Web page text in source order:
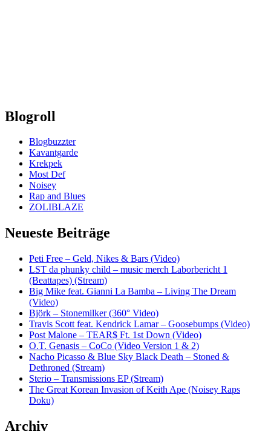
Blogroll
Blogbuzzter
Kavantgarde
Krekpek
Most Def
Noisey
Rap and Blues
ZOLIBLAZE
Neueste Beiträge
Peti Free – Geld, Nikes & Bars (Video)
LST da phunky child – music merch Laborbericht 1
(Beattapes) (Stream)
Big Mike feat. Gianni La Bamba – Living The Dream
(Video)
Björk – Stonemilker (360° Video)
Travis Scott feat. Kendrick Lamar – Goosebumps (Video)
Post Malone – TEAR$ Ft. 1st Down (Video)
O.T. Genasis – CoCo (Video Version 1 & 2)
Nacho Picasso & Blue Sky Black Death – Stoned &
Dethroned (Stream)
Sterio – Transmissions EP (Stream)
The Great Korean Invasion of Keith Ape (Noisey Raps
Doku)
Archiv